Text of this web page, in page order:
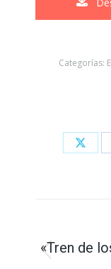
Categorías:
entre
«Tren de